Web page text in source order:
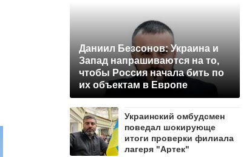
Даниил Безсонов: Украина и
Запад напрашиваются на то,
чтобы Россия начала бить по
их объектам в Европе
Украинский омбудсмен
поведал шокирующе
итоги проверки филиала
лагеря "Артек"